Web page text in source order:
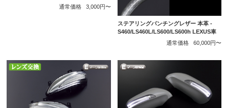
通常価格
3,000円〜
ステアリングパンチングレザー 本革 -
S460/LS460L/LS600/LS600h LEXUS車
通常価格
60,000円〜